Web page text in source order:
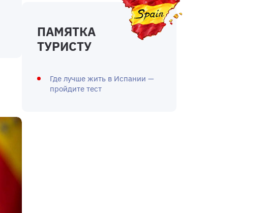
ПАМЯТКА
ТУРИСТУ
Где лучше жить в Испании —
пройдите тест